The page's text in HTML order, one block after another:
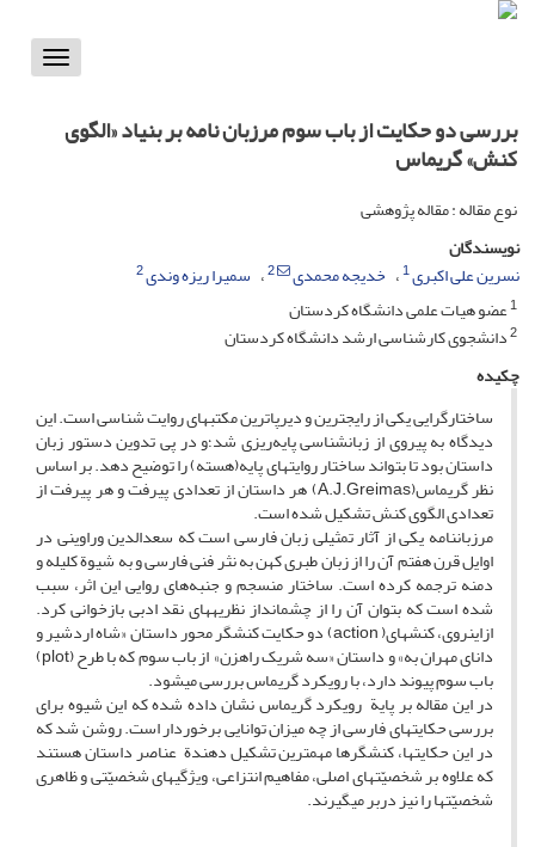
Toggle
بررسی دو حکایت از باب سوم مرزبان نامه بر بنیاد «الگوی
کنش» گریماس
نوع مقاله : مقاله پژوهشی
نویسندگان
نسرین علی اکبری1 خدیجه محمدی 2 سمیرا ریزه وندی2
1عضو هیات علمی دانشگاه کردستان
2دانشجوی کارشناسی ارشد دانشگاه کردستان
چکیده
ساختارگرایی یکی از رایج­ترین و دیرپاترین مکتب­های روایت شناسی است. این
دیدگاه به پیروی از زبانشناسی پایه‌ریزی شد؛و در پی تدوین دستور زبان
داستان بود تا بتواند ساختار روایت­های پایه(هسته) را توضیح دهد. بر اساس
نظر گریماس(A.J.Greimas) هر داستان از تعدادی پی­رفت و هر پی­رفت از
تعدادی الگوی کنش تشکیل شده است.
مرزبان­نامه یکی از آثار تمثیلی زبان فارسی است که سعدالدین وراوینی در
اوایل قرن هفتم آن را از زبان طبری کهن به نثر فنی فارسی و به شیوة کلیله و
دمنه ترجمه کرده است. ساختار منسجم و جنبه‌های روایی این اثر، سبب
شده است که بتوان آن را از چشم­انداز نظریه­های نقد ادبی بازخوانی کرد.
ازاینروی، کنش­های( action) دو حکایت کنشگر محور داستان «شاه اردشیر و
دانای مهران به» و داستان «سه شریک راهزن» از باب سوم که با طرح (plot)
باب سوم پیوند دارد، با رویکرد گریماس بررسی می­شود.
در این مقاله بر پایة رویکرد گریماس نشان داده شده که این شیوه برای
بررسی حکایت­های فارسی از چه میزان توانایی برخوردار است. روشن شد که
در این حکایت­ها، کنشگرها مهمترین تشکیل دهندة عناصر داستان هستند
که علاوه بر شخصیّت­های اصلی، مفاهیم انتزاعی، ویژگی­های شخصیّتی و ظاهری
شخصیّت­ها را نیز دربر می­گیرند.